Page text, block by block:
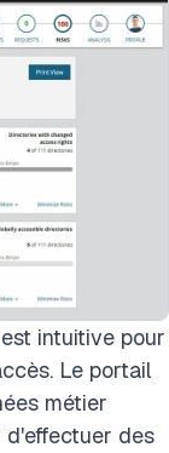
intuitive pour
Le portail
métier
d'effectuer des